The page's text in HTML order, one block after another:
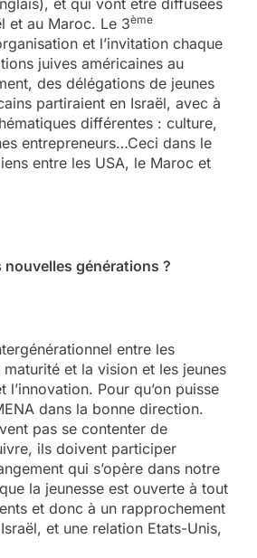
et au Maroc. Le 3ème
et l’invitation chaque
juives américaines au
des délégations de jeunes
partiraient en Israël, avec à
différentes : culture,
entrepreneurs…Ceci dans le
entre les USA, le Maroc et
nouvelles générations ?
entre les
et la vision et les jeunes
l’innovation. Pour qu’on puisse
dans la bonne direction.
pas se contenter de
ils doivent participer
qui s’opère dans notre
la jeunesse est ouverte à tout
et donc à un rapprochement
et une relation Etats-Unis,